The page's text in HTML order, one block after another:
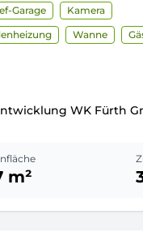
Garage
Kamera
Wanne
WK Fürth
m²